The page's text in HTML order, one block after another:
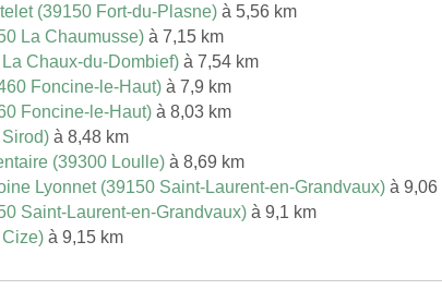
(39150 Fort-du-Plasne) à 5,56 km
La Chaumusse) à 7,15 km
Chaux-du-Dombief) à 7,54 km
Foncine-le-Haut) à 7,9 km
Foncine-le-Haut) à 8,03 km
à 8,48 km
(39300 Loulle) à 8,69 km
Lyonnet (39150 Saint-Laurent-en-Grandvaux) à 9,06
Saint-Laurent-en-Grandvaux) à 9,1 km
à 9,15 km